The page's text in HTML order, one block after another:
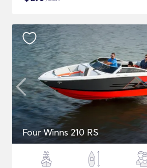
Four Winns 210 RS